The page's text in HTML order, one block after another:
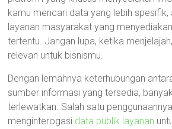
kamu mencari data yang lebih spesifik,
layanan masyarakat yang
tertentu. Jangan lupa, ketika
relevan untuk bisnismu.
Dengan lemahnya keterhubungan
sumber informasi yang tersedia,
terlewatkan. Salah satu
menginterogasi data publik layanan